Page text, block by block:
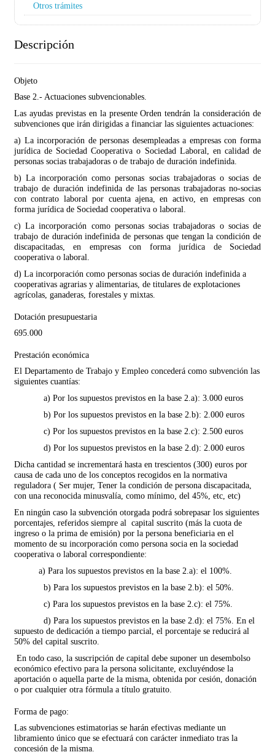
Otros trámites
Descripción
Objeto
Base 2.- Actuaciones subvencionables.
Las ayudas previstas en la presente Orden tendrán la consideración de
subvenciones que irán dirigidas a financiar las siguientes actuaciones:
a) La incorporación de personas desempleadas a empresas con forma
jurídica de Sociedad Cooperativa o Sociedad Laboral, en calidad de
personas socias trabajadoras o de trabajo de duración indefinida.
b) La incorporación como personas socias trabajadoras o socias de
trabajo de duración indefinida de las personas trabajadoras no-socias
con contrato laboral por cuenta ajena, en activo, en empresas con
forma jurídica de Sociedad cooperativa o laboral.
c) La incorporación como personas socias trabajadoras o socias de
trabajo de duración indefinida de personas que tengan la condición de
discapacitadas, en empresas con forma jurídica de Sociedad
cooperativa o laboral.
d) La incorporación como personas socias de duración indefinida a
cooperativas agrarias y alimentarias, de titulares de explotaciones
agrícolas, ganaderas, forestales y mixtas.
Dotación presupuestaria
695.000
Prestación económica
El Departamento de Trabajo y Empleo concederá como subvención las
siguientes cuantías:
a) Por los supuestos previstos en la base 2.a): 3.000 euros
b) Por los supuestos previstos en la base 2.b): 2.000 euros
c) Por los supuestos previstos en la base 2.c): 2.500 euros
d) Por los supuestos previstos en la base 2.d): 2.000 euros
Dicha cantidad se incrementará hasta en trescientos (300) euros por
causa de cada uno de los conceptos recogidos en la normativa
reguladora ( Ser mujer, Tener la condición de persona discapacitada,
con una reconocida minusvalía, como mínimo, del ­45%, etc, etc)
En ningún caso la subvención otorgada podrá sobrepasar los siguientes
porcentajes, referidos siempre al capital suscrito (más la cuota de
ingreso o la prima de emisión) por la persona beneficiaria en el
momento de su incorporación como persona socia en la sociedad
cooperativa o laboral correspondiente:
a) Para los supuestos previstos en la base 2.a): el 100%.
b) Para los supuestos previstos en la base 2.b): el 50%.
c) Para los supuestos previstos en la base 2.c): el 75%.
d) Para los supuestos previstos en la base 2.d): el 75%. En el
supuesto de dedicación a tiempo parcial, el porcentaje se reducirá al
50% del capital suscrito.
En todo caso, la suscripción de capital debe suponer un desembolso
económico efectivo para la persona solicitante, excluyéndose la
aportación o aquella parte de la misma, obtenida por cesión, donación
o por cualquier otra fórmula a título gratuito.
Forma de pago:
Las subvenciones estimatorias se harán efectivas mediante un
libramiento único que se efectuará con carácter inmediato tras la
concesión de la misma.